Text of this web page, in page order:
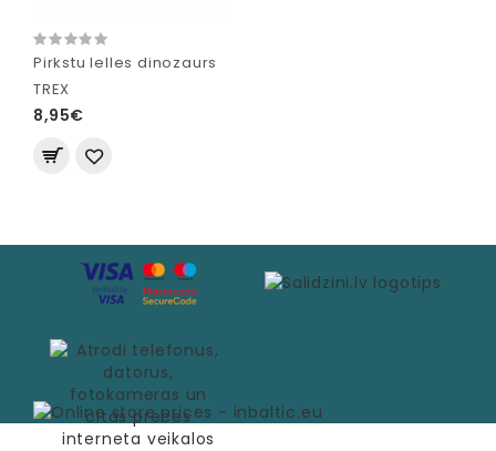
Pirkstu lelles dinozaurs
TREX
8,95€